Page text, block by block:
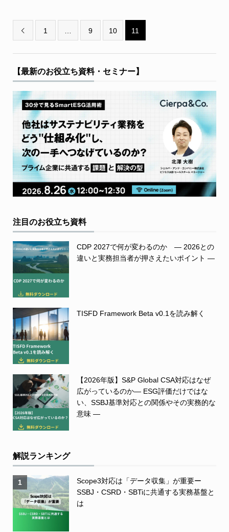
 1 9 10 11
【最新のお役立ち資料・セミナー】
注目のお役立ち資料
CDP 2027で何が変わるのか ― 2026との
違いと実務担当者が押さえたいポイント ―
TISFD Framework Beta v0.1を読み解く
【2026年版】S&P Global CSA対応はなぜ
広がっているのか― ESG評価だけではな
い、SSBJ基準対応との関係やその実務的な
意味 ―
解説ランキング
1
Scope3対応は「データ収集」が重要ー
SSBJ・CSRD・SBTiに共通する実務基盤と
は